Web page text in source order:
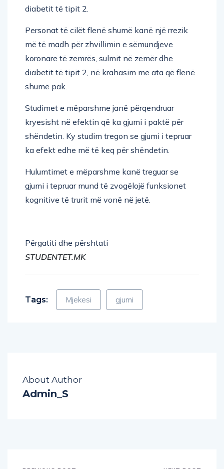
diabetit të tipit 2.
Personat të cilët flenë shumë kanë një rrezik
më të madh për zhvillimin e sëmundjeve
koronare të zemrës, sulmit në zemër dhe
diabetit të tipit 2, në krahasim me ata që flenë
shumë pak.
Studimet e mëparshme janë përqendruar
kryesisht në efektin që ka gjumi i paktë për
shëndetin. Ky studim tregon se gjumi i tepruar
ka efekt edhe më të keq për shëndetin.
Hulumtimet e mëparshme kanë treguar se
gjumi i tepruar mund të zvogëlojë funksionet
kognitive të trurit më vonë në jetë.
Përgatiti dhe përshtati
STUDENTET.MK
Tags: Mjekesi gjumi
About Author
Admin_S